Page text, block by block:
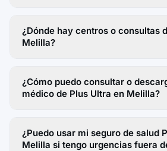
¿Dónde hay centros o consultas
Melilla?
¿Cómo puedo consultar o
médico de Plus Ultra en Melilla?
¿Puedo usar mi seguro de salud
Melilla si tengo urgencias fuera